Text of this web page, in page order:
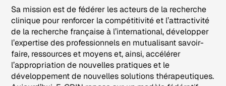
Sa mission est de fédérer les acteurs de la recherche
clinique pour renforcer la compétitivité et l’attractivité
de la recherche française à l’international, développer
l’expertise des professionnels en mutualisant savoir-
faire, ressources et moyens et, ainsi, accélérer
l’appropriation de nouvelles pratiques et le
développement de nouvelles solutions thérapeutiques.